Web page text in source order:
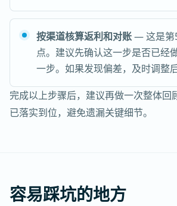
按渠道核算返利和对账— 这是第
点。建议先确认这一步是否已经
一步。如果发现偏差，及时调整
完成以上步骤后，建议再做一次整体回
已落实到位，避免遗漏关键细节。
容易踩坑的地方